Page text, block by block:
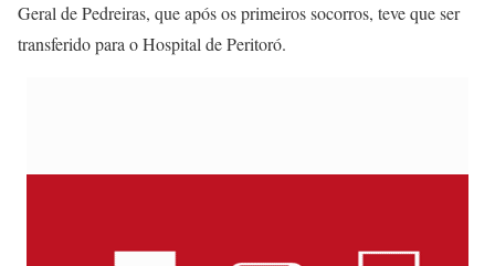
Geral de Pedreiras, que após os primeiros socorros, teve que ser
transferido para o Hospital de Peritoró.